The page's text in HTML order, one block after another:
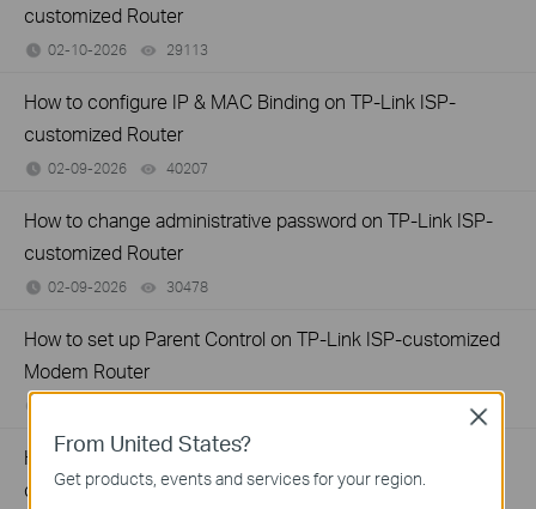
customized Router
02-10-2026 29113
How to configure IP & MAC Binding on TP-Link ISP-
customized Router
02-09-2026 40207
How to change administrative password on TP-Link ISP-
customized Router
02-09-2026 30478
How to set up Parent Control on TP-Link ISP-customized
Modem Router
How to change the LAN IP address of TP-Link ISP-
customized Modem Router
From United States?
Get products, events and services for your region.
Close